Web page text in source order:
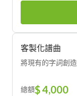
客製化譜曲
將現有的字詞創
總額$ 4,000